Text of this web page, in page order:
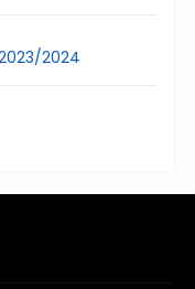
2023/2024